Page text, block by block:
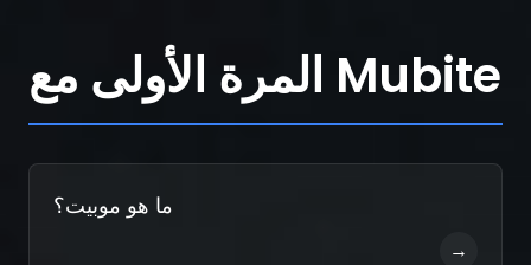
تسجيل الدخول
المرة الأولى مع Mubite
ما هو موبيت؟
→